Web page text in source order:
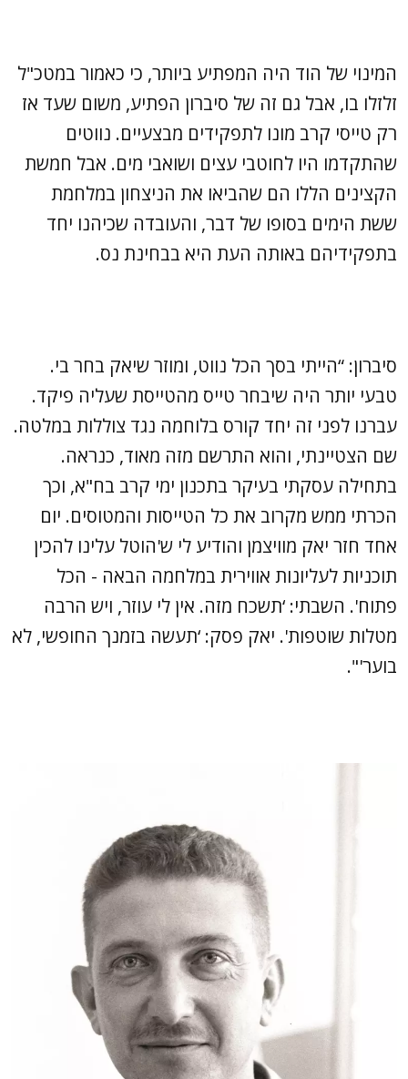
המינוי של הוד היה המפתיע ביותר, כי כאמור במטכ"ל
זלזלו בו, אבל גם זה של סיברון הפתיע, משום שעד אז
רק טייסי קרב מונו לתפקידים מבצעיים. נווטים
שהתקדמו היו לחוטבי עצים ושואבי מים. אבל חמשת
הקצינים הללו הם שהביאו את הניצחון במלחמת
ששת הימים בסופו של דבר, והעובדה שכיהנו יחד
בתפקידיהם באותה העת היא בבחינת נס.
סיברון: “הייתי בסך הכל נווט, ומוזר שיאק בחר בי.
טבעי יותר היה שיבחר טייס מהטייסת שעליה פיקד.
עברנו לפני זה יחד קורס בלוחמה נגד צוללות במלטה.
שם הצטיינתי, והוא התרשם מזה מאוד, כנראה.
בתחילה עסקתי בעיקר בתכנון ימי קרב בח"א, וכך
הכרתי ממש מקרוב את כל הטייסות והמטוסים. יום
אחד חזר יאק מוויצמן והודיע לי ש'הוטל עלינו להכין
תוכניות לעליונות אווירית במלחמה הבאה - הכל
פתוח'. השבתי: ‘תשכח מזה. אין לי עוזר, ויש הרבה
מטלות שוטפות'. יאק פסק: ‘תעשה בזמנך החופשי, לא
בוער'".